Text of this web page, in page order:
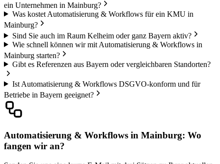
ein Unternehmen in Mainburg?
Was kostet Automatisierung & Workflows für ein KMU in
Mainburg?
Sind Sie auch im Raum Kelheim oder ganz Bayern aktiv?
Wie schnell können wir mit Automatisierung & Workflows in
Mainburg starten?
Gibt es Referenzen aus Bayern oder vergleichbaren Standorten?
Ist Automatisierung & Workflows DSGVO-konform und für
Betriebe in Bayern geeignet?
Automatisierung & Workflows in Mainburg: Wo
fangen wir an?